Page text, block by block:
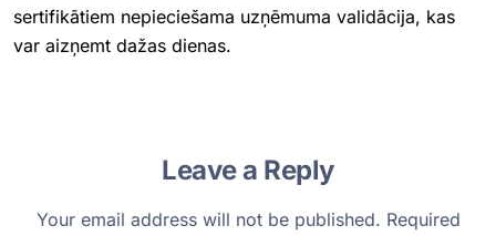
sertifikātiem nepieciešama uzņēmuma validācija, kas
var aizņemt dažas dienas.
Leave a Reply
Your email address will not be published. Required